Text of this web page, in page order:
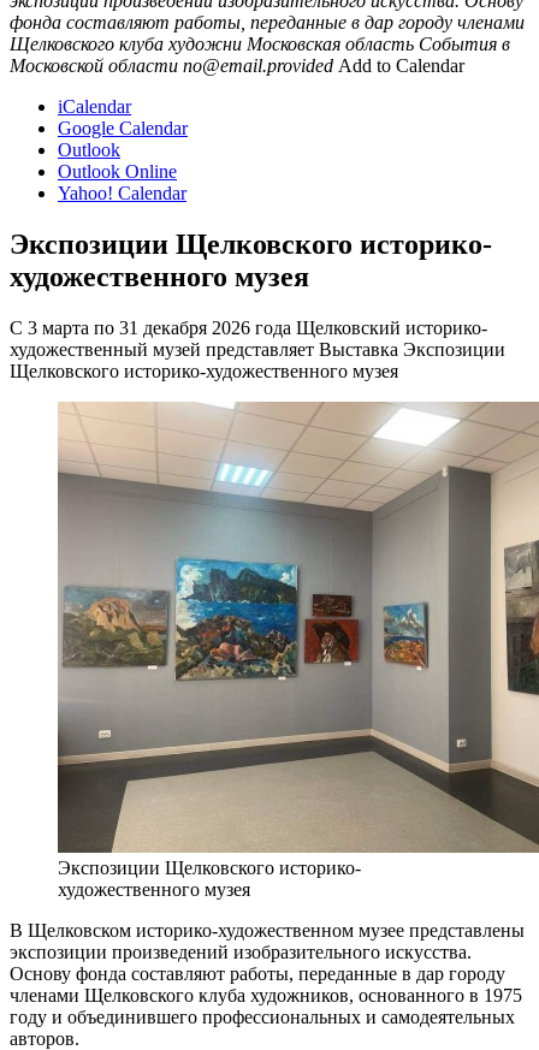
фонда составляют работы, переданные в дар городу членами
Щелковского клуба художни Московская область События в
Московской области no@email.provided Add to Calendar
iCalendar
Google Calendar
Outlook
Outlook Online
Yahoo! Calendar
Экспозиции Щелковского историко-
художественного музея
С 3 марта по 31 декабря 2026 года Щелковский историко-
художественный музей представляет Выставка Экспозиции
Щелковского историко-художественного музея
Экспозиции Щелковского историко-
художественного музея
В Щелковском историко-художественном музее представлены
экспозиции произведений изобразительного искусства.
Основу фонда составляют работы, переданные в дар городу
членами Щелковского клуба художников, основанного в 1975
году и объединившего профессиональных и самодеятельных
авторов.